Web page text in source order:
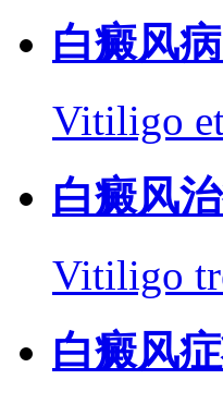
白癜风
Vitiligo
白癜风
Vitiligo
白癜风